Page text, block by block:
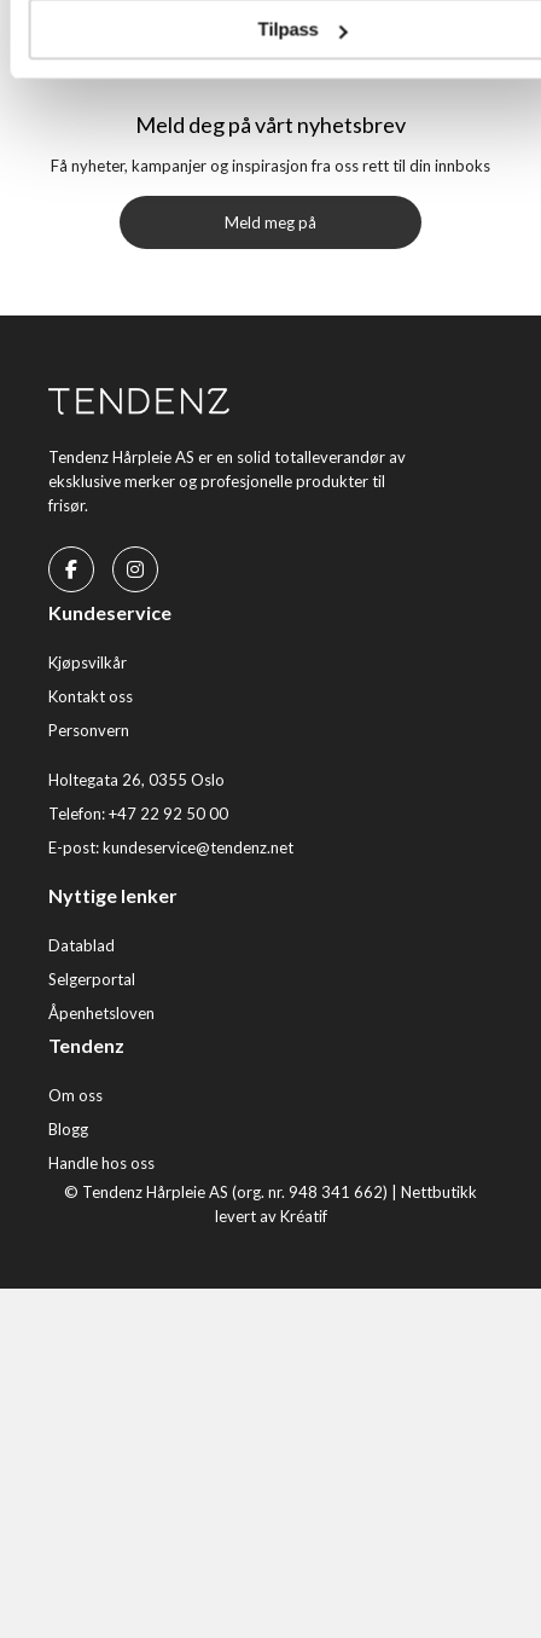
Tilpass
Meld deg på vårt nyhetsbrev
Få nyheter, kampanjer og inspirasjon fra oss rett til din innboks
Meld meg på
Tendenz Hårpleie AS er en solid totalleverandør av
eksklusive merker og profesjonelle produkter til
frisør.
Kundeservice
Kjøpsvilkår
Kontakt oss
Personvern
Holtegata 26, 0355 Oslo
Telefon: +47 22 92 50 00
E-post:kundeservice@tendenz.net
Nyttige lenker
Datablad
Selgerportal
Åpenhetsloven
Tendenz
Om oss
Blogg
Handle hos oss
© Tendenz Hårpleie AS (org. nr. 948 341 662) | Nettbutikk
levert av Kréatif